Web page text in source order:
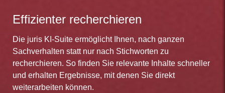
Effizienter recherchieren
Die juris KI-Suite ermöglicht Ihnen, nach ganzen
Sachverhalten statt nur nach Stichworten zu
recherchieren. So finden Sie relevante Inhalte schneller
und erhalten Ergebnisse, mit denen Sie direkt
weiterarbeiten können.